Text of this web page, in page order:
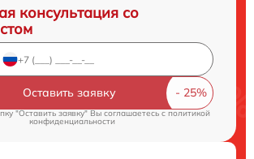
консультация со
Оставить заявку
"Оставить заявку" Вы соглашаетесь cполитикой
конфиденциальности